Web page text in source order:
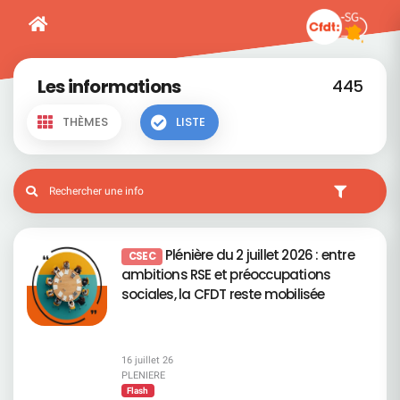
Les informations 445
THÈMES LISTE
CSEC Plénière du 2 juillet 2026 : entre
ambitions RSE et préoccupations
sociales, la CFDT reste mobilisée
16 juillet 26
PLENIERE
Flash